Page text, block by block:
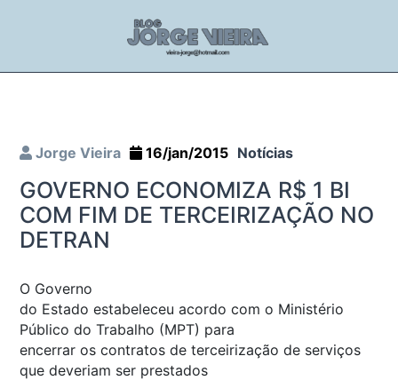
Jorge Vieira 16/jan/2015 Notícias
GOVERNO ECONOMIZA R$ 1 BI
COM FIM DE TERCEIRIZAÇÃO NO
DETRAN
O Governo
do Estado estabeleceu acordo com o Ministério
Público do Trabalho (MPT) para
encerrar os contratos de terceirização de serviços
que deveriam ser prestados